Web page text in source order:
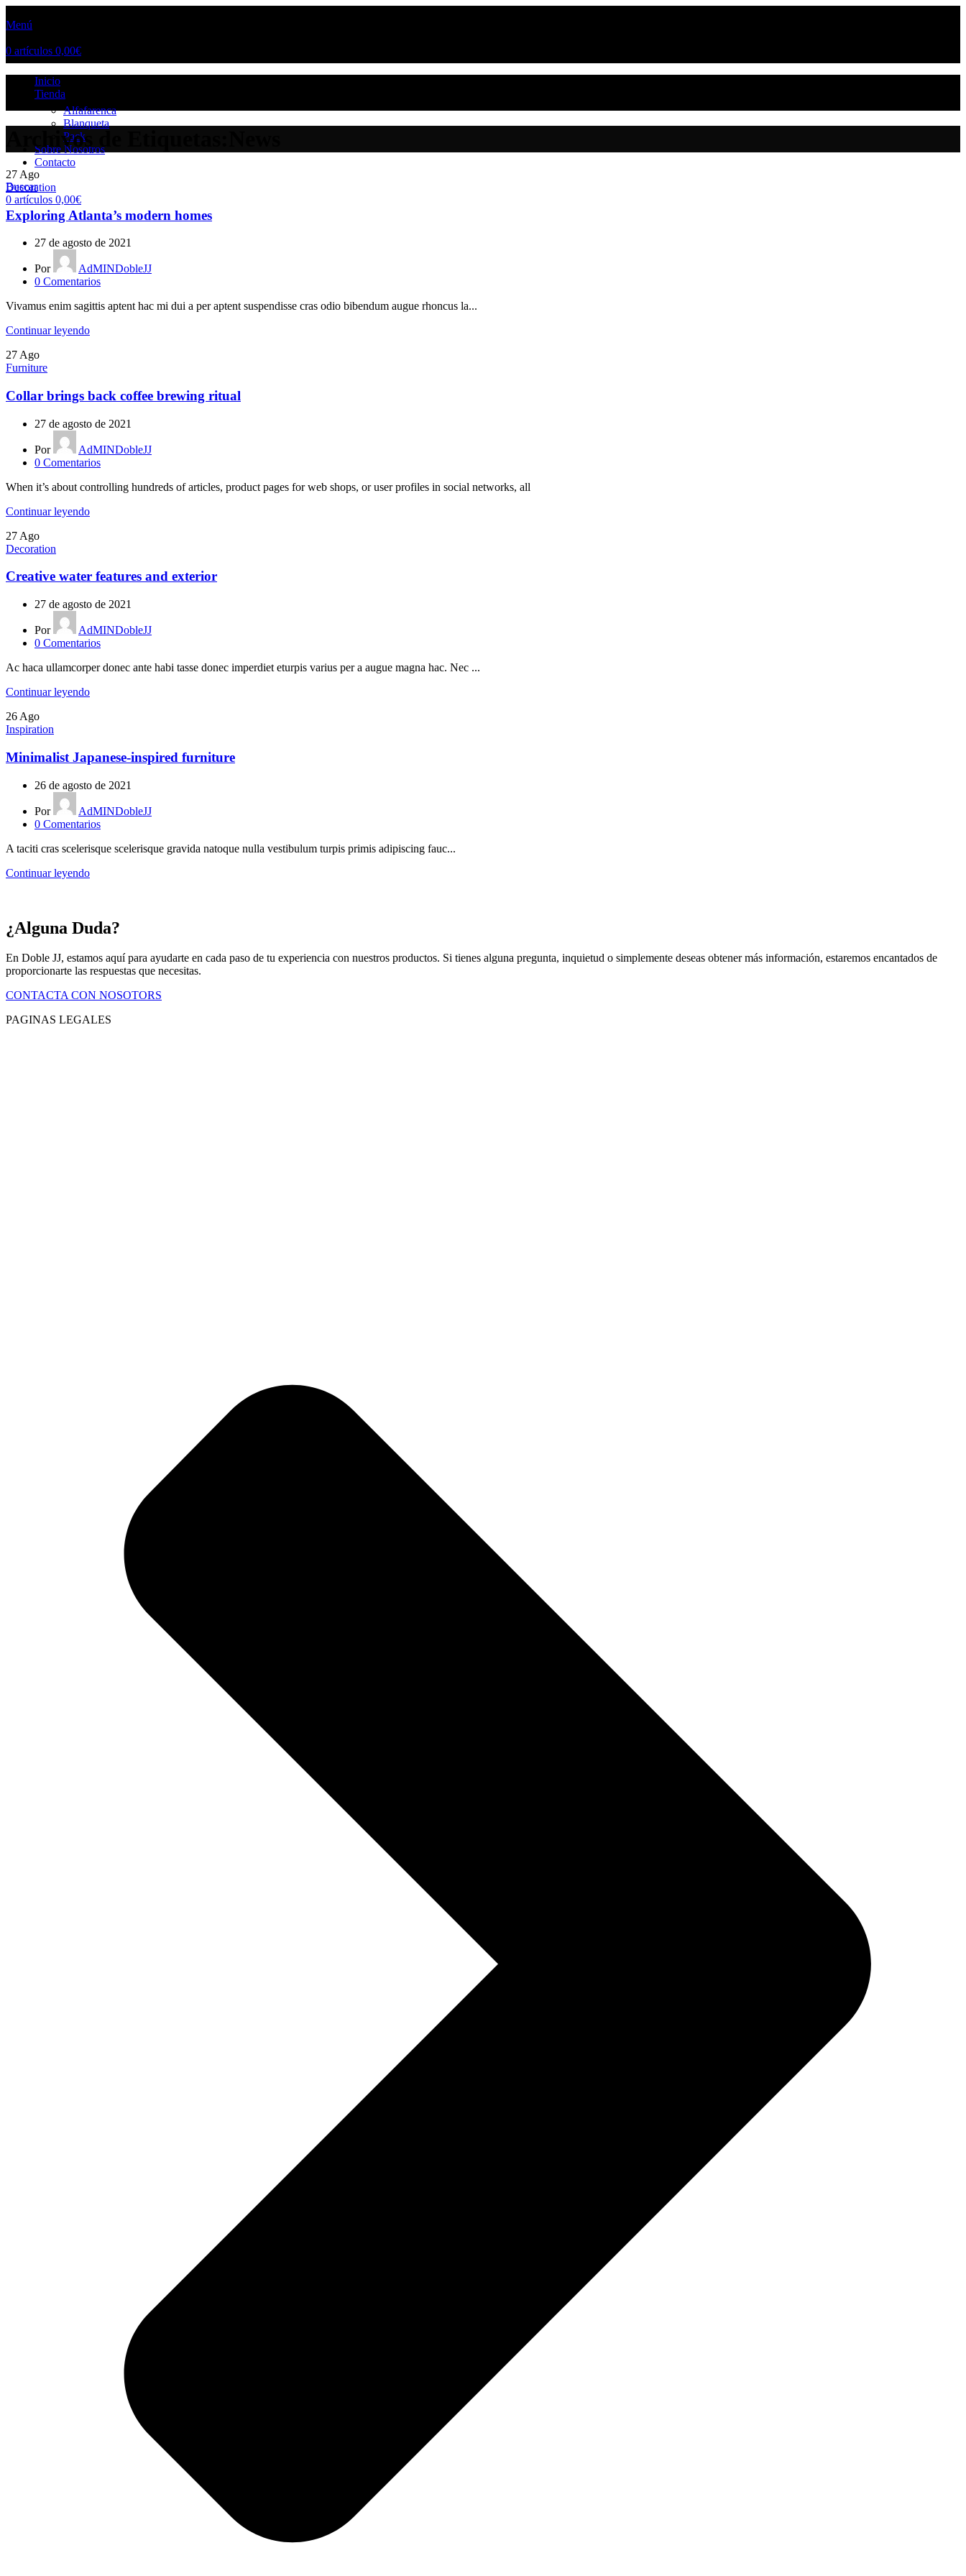
Menú
0 artículos 0,00€
Inicio
Tienda
Alfafarenca
Blanqueta
Pack
Sobre Nosotros
Contacto
Buscar
0 artículos 0,00€
Archivos de Etiquetas:News
27 Ago
Decoration
Exploring Atlanta’s modern homes
27 de agosto de 2021
Por
AdMINDobleJJ
0 Comentarios
Vivamus enim sagittis aptent hac mi dui a per aptent suspendisse cras odio bibendum augue rhoncus la...
Continuar leyendo
27 Ago
Furniture
Collar brings back coffee brewing ritual
27 de agosto de 2021
Por
AdMINDobleJJ
0 Comentarios
When it’s about controlling hundreds of articles, product pages for web shops, or user profiles in social networks, all
Continuar leyendo
27 Ago
Decoration
Creative water features and exterior
27 de agosto de 2021
Por
AdMINDobleJJ
0 Comentarios
Ac haca ullamcorper donec ante habi tasse donec imperdiet eturpis varius per a augue magna hac. Nec ...
Continuar leyendo
26 Ago
Inspiration
Minimalist Japanese-inspired furniture
26 de agosto de 2021
Por
AdMINDobleJJ
0 Comentarios
A taciti cras scelerisque scelerisque gravida natoque nulla vestibulum turpis primis adipiscing fauc...
Continuar leyendo
¿Alguna Duda?
En Doble JJ, estamos aquí para ayudarte en cada paso de tu experiencia con nuestros productos. Si tienes alguna pregunta, inquietud o simplemente deseas obtener más información, estaremos encantados de
proporcionarte las respuestas que necesitas.
CONTACTA CON NOSOTORS
PAGINAS LEGALES